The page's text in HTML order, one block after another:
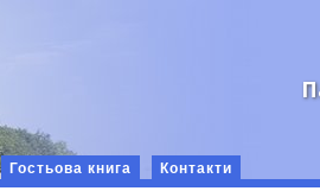
Гостьова книга Контакти